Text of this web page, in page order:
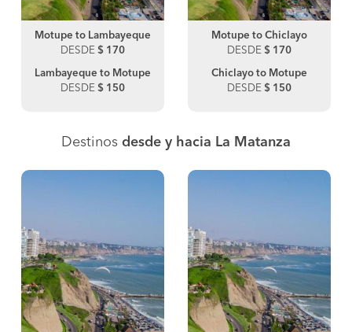
Motupe to Lambayeque
DESDE $ 170
Lambayeque to Motupe
DESDE $ 150
Motupe to Chiclayo
DESDE $ 170
Chiclayo to Motupe
DESDE $ 150
Destinos desde y hacia La Matanza